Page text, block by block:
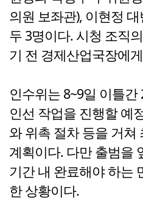
의원 보좌관), 이현정
두 3명이다. 시청 조직
기 전 경제산업국장에
인수위는 8~9일 이틀
인선 작업을 진행할 예
와 위촉 절차 등을 거쳐
계획이다. 다만 출범을
기간 내 완료해야 하는
한 상황이다.